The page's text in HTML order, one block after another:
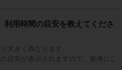
利用時間の目安を教えてくださ
大きく異なります。
目安が表示されますので、参考にし